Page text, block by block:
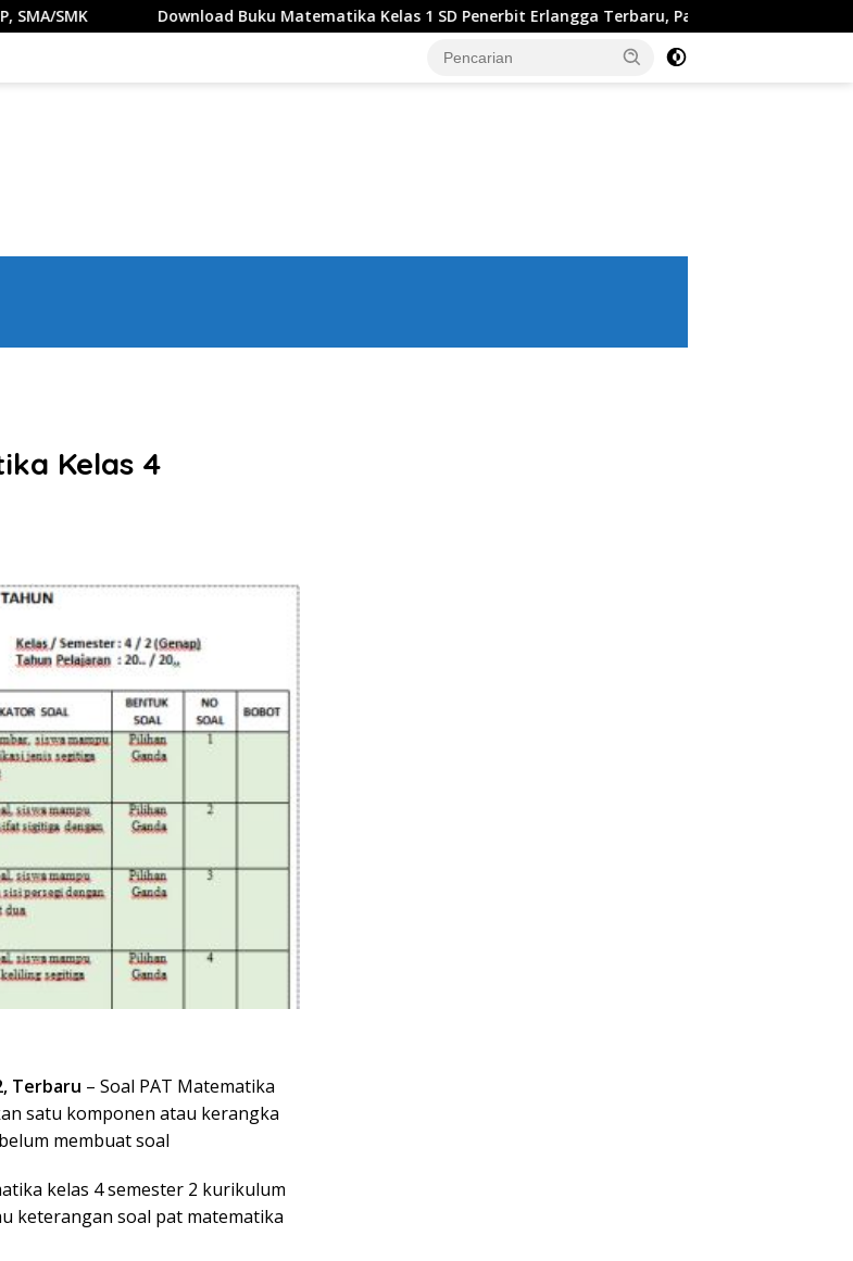
Buku Matematika Kelas 1 SD Penerbit Erlangga Terbaru, Panduan Lengkap Keunggulan dan Cara
Kelas 4
Terbaru – Soal PAT Matematika
satu komponen atau kerangka
membuat soal
kelas 4 semester 2 kurikulum
keterangan soal pat matematika